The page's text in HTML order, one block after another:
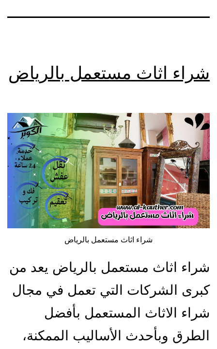
شراء اثاث مستعمل بالرياض
شراء اثاث مستعمل بالرياض
شراء اثاث مستعمل بالرياض يعد من
كبرى الشركات التي تعمل في مجال
شراء الاثاث المستعمل بأفضل
الطرق وبأحدث الأساليب الممكنة،